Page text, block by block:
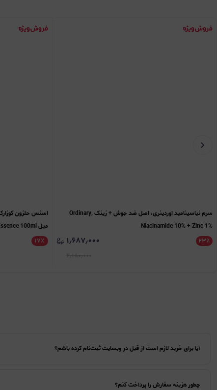
سرم نیاسینامید اوردینری، اصل ضد جوش + زینک Ordinary,
Niacinamide 10% + Zinc 1%
۲۳٪ ۱٫۶۸۷٫۰۰۰
میل Cosrx, Advanced Snail 96 Mucin Power Essence 100ml
۱۷٪
آیا برای خرید لازم است از قبل در وبسایت ثبت‌نام کرده باشم؟
چطور هزینه سفارش را پرداخت کنم؟